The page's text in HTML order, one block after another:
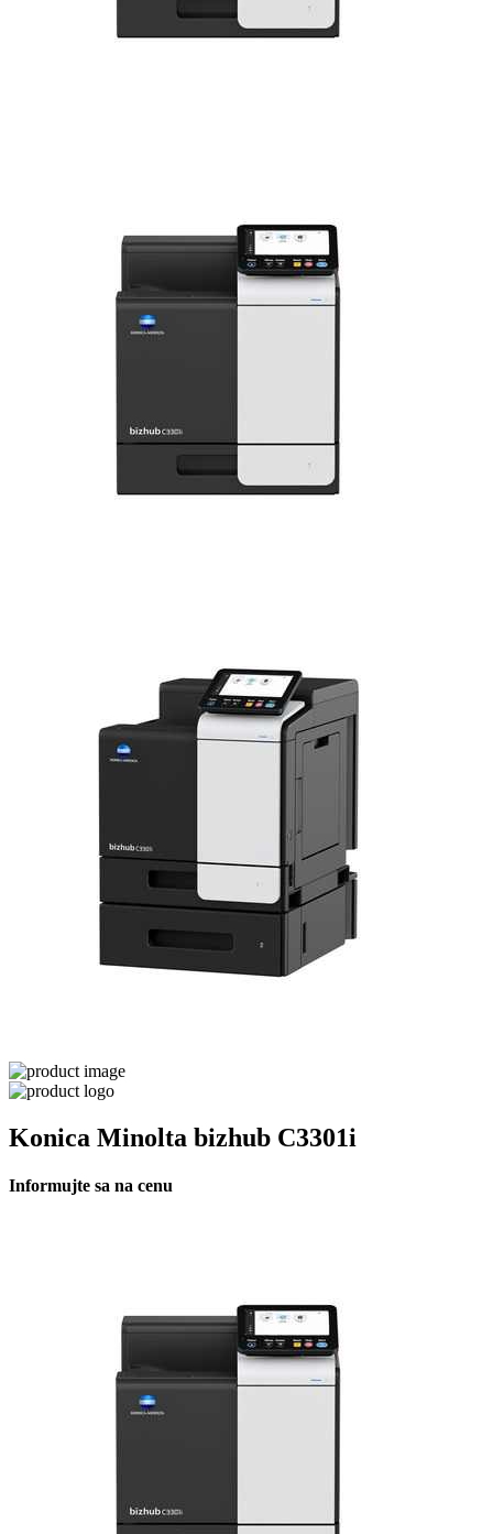
Konica Minolta bizhub C3301i
Informujte sa na cenu